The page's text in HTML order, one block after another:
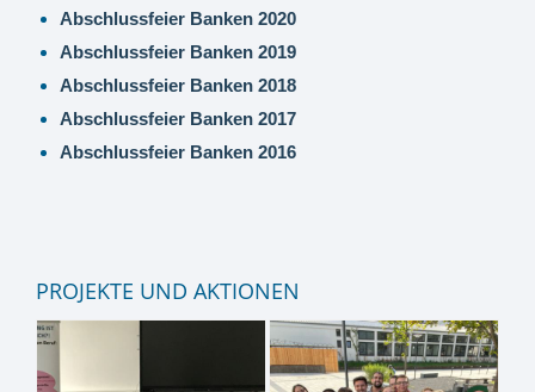
Abschlussfeier Banken 2020
Abschlussfeier Banken 2019
Abschlussfeier Banken 2018
Abschlussfeier Banken 2017
Abschlussfeier Banken 2016
PROJEKTE UND AKTIONEN